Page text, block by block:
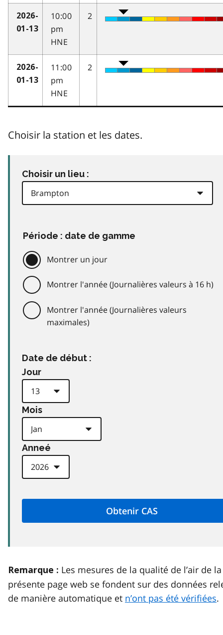
2026-
01-13
10:00
pm
HNE
2
2026-
01-13
11:00
pm
HNE
2
Choisir la station et les dates.
Choisir un lieu :
Période : date de gamme
Montrer un jour
Montrer l'année (Journalières valeurs à 16 h)
Montrer l'année (Journalières valeurs
maximales)
Date de début :
Jour
Mois
Anneé
Remarque : Les mesures de la qualité de l’air de la
présente page web se fondent sur des données
de manière automatique et n’ont pas été vérifiées.